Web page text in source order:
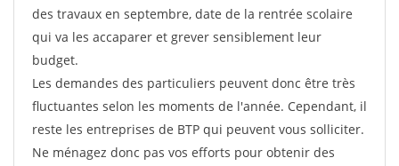
des travaux en septembre, date de la rentrée scolaire
qui va les accaparer et grever sensiblement leur
budget.
Les demandes des particuliers peuvent donc être très
fluctuantes selon les moments de l'année. Cependant, il
reste les entreprises de BTP qui peuvent vous solliciter.
Ne ménagez donc pas vos efforts pour obtenir des